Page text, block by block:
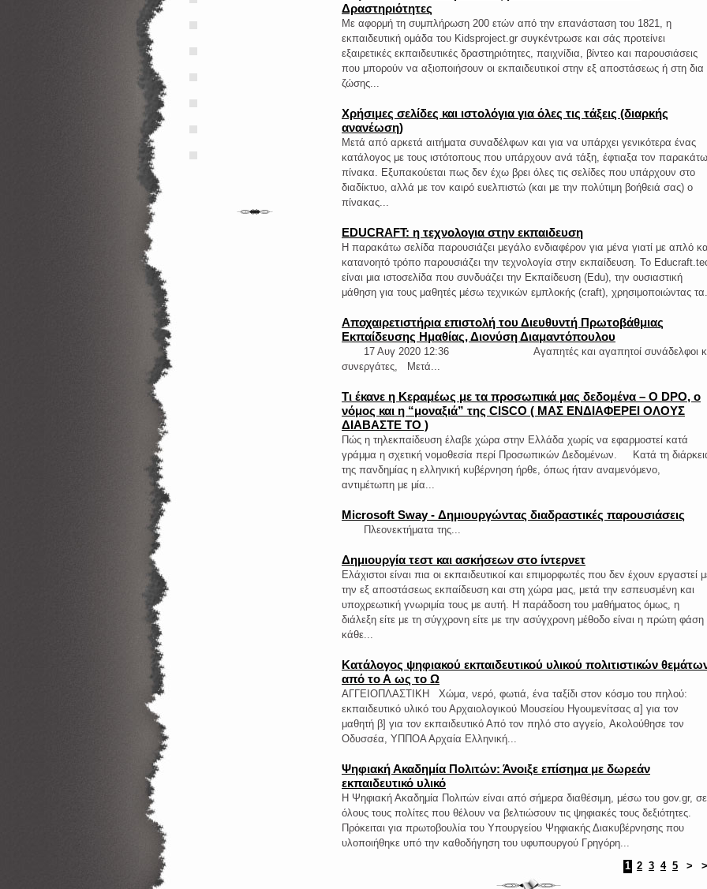
Δραστηριότητες
Με αφορμή τη συμπλήρωση 200 ετών από την επανάσταση του 1821, η
εκπαιδευτική ομάδα του Kidsproject.gr συγκέντρωσε και σάς προτείνει
εξαιρετικές εκπαιδευτικές δραστηριότητες, παιχνίδια, βίντεο και παρουσιάσεις
που μπορούν να αξιοποιήσουν οι εκπαιδευτικοί στην εξ αποστάσεως ή στη δια
ζώσης...
Χρήσιμες σελίδες και ιστολόγια για όλες τις τάξεις (διαρκής
ανανέωση)
Μετά από αρκετά αιτήματα συναδέλφων και για να υπάρχει γενικότερα ένας
κατάλογος με τους ιστότοπους που υπάρχουν ανά τάξη, έφτιαξα τον παρακάτω
πίνακα. Εξυπακούεται πως δεν έχω βρει όλες τις σελίδες που υπάρχουν στο
διαδίκτυο, αλλά με τον καιρό ευελπιστώ (και με την πολύτιμη βοήθειά σας) ο
πίνακας...
EDUCRAFT: η τεχνολογια στην εκπαιδευση
Η παρακάτω σελίδα παρουσιάζει μεγάλο ενδιαφέρον για μένα γιατί με απλό
κατανοητό τρόπο παρουσιάζει την τεχνολογία στην εκπαίδευση. To
είναι μια ιστοσελίδα που συνδυάζει την Εκπαίδευση (Edu), την ουσιαστική
μάθηση για τους μαθητές μέσω τεχνικών εμπλοκής (craft), χρησιμοποιώντας
Αποχαιρετιστήρια επιστολή του Διευθυντή Πρωτοβάθμιας
Εκπαίδευσης Ημαθίας, Διονύση Διαμαντόπουλου
17 Αυγ 2020 12:36 Αγαπητές και αγαπητοί συνάδελφοι
συνεργάτες, Μετά...
Τι έκανε η Κεραμέως με τα προσωπικά μας δεδομένα – O DPO, o
νόμος και η “μοναξιά” της CISCO ( ΜΑΣ ΕΝΔΙΑΦΕΡΕΙ ΟΛΟΥΣ
ΔΙΑΒΑΣΤΕ ΤΟ )
Πώς η τηλεκπαίδευση έλαβε χώρα στην Ελλάδα χωρίς να εφαρμοστεί κατά
γράμμα η σχετική νομοθεσία περί Προσωπικών Δεδομένων. Κατά τη
της πανδημίας η ελληνική κυβέρνηση ήρθε, όπως ήταν αναμενόμενο,
αντιμέτωπη με μία...
Microsoft Sway - Δημιουργώντας διαδραστικές παρουσιάσεις
​Πλεονεκτήματα της...
Δημιουργία τεστ και ασκήσεων στο ίντερνετ
Ελάχιστοι είναι πια οι εκπαιδευτικοί και επιμορφωτές που δεν έχουν εργαστεί
την εξ αποστάσεως εκπαίδευση και στη χώρα μας, μετά την εσπευσμένη και
υποχρεωτική γνωριμία τους με αυτή. Η παράδοση του μαθήματος όμως, η
διάλεξη είτε με τη σύγχρονη είτε με την ασύγχρονη μέθοδο είναι η πρώτη φάση
κάθε...
Κατάλογος ψηφιακού εκπαιδευτικού υλικού πολιτιστικών
από το Α ως το Ω
ΑΓΓΕΙΟΠΛΑΣΤΙΚΗ Χώμα, νερό, φωτιά, ένα ταξίδι στον κόσμο του πηλού:
εκπαιδευτικό υλικό του Αρχαιολογικού Μουσείου Ηγουμενίτσας α] για τον
μαθητή β] για τον εκπαιδευτικό Από τον πηλό στο αγγείο, Ακολούθησε τον
Οδυσσέα, ΥΠΠΟΑ Αρχαία Ελληνική...
Ψηφιακή Ακαδημία Πολιτών: Άνοιξε επίσημα με δωρεάν
εκπαιδευτικό υλικό
Η Ψηφιακή Ακαδημία Πολιτών είναι από σήμερα διαθέσιμη, μέσω του gov.gr, σε
όλους τους πολίτες που θέλουν να βελτιώσουν τις ψηφιακές τους δεξιότητες.
Πρόκειται για πρωτοβουλία του Υπουργείου Ψηφιακής Διακυβέρνησης που
υλοποιήθηκε υπό την καθοδήγηση του υφυπουργού Γρηγόρη...
1 2 3 4 5 >